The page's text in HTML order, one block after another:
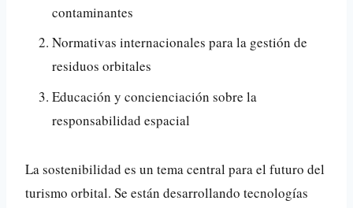
contaminantes
Normativas internacionales para la gestión de
residuos orbitales
Educación y concienciación sobre la
responsabilidad espacial
La sostenibilidad es un tema central para el futuro del
turismo orbital. Se están desarrollando tecnologías